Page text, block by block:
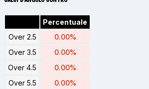
Percentuale
Over 2.5
0.00%
Over 3.5
0.00%
Over 4.5
0.00%
Over 5.5
0.00%